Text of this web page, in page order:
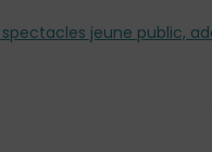
spectacles jeune public,